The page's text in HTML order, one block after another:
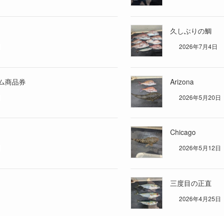
久しぶりの鯛
2026年7月4日
商品券 Arizona
2026年5月20日
Chicago
2026年5月12日
三度目の正直
2026年4月25日